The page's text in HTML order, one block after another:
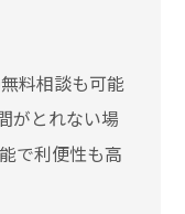
料相談も可能
がとれない場
で利便性も高